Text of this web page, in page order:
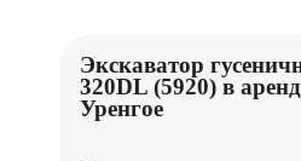
Экскаватор
320DL (5920) в
Уренгое